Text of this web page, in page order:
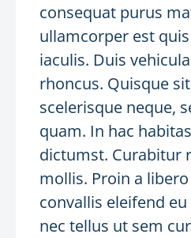
consequat purus
ullamcorper est
iaculis. Duis
rhoncus. Quisque
scelerisque neque,
quam. In hac
dictumst. Curabitur
mollis. Proin a
convallis eleifend
nec tellus ut sem